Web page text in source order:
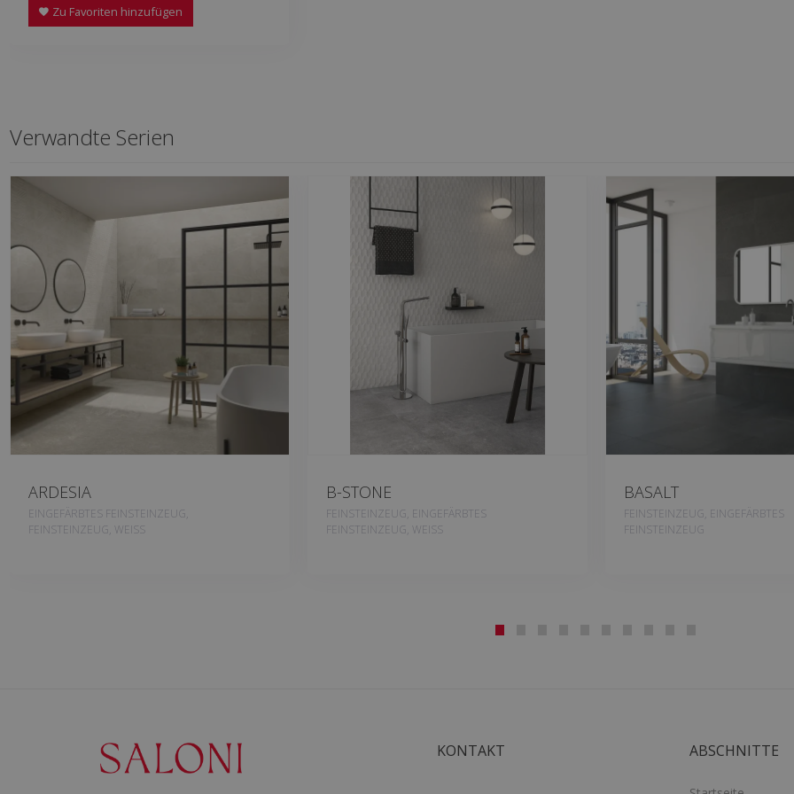
Zu Favoriten hinzufügen
Verwandte Serien
ARDESIA
EINGEFÄRBTES FEINSTEINZEUG,
FEINSTEINZEUG, WEISS
B-STONE
FEINSTEINZEUG, EINGEFÄRBTES
FEINSTEINZEUG, WEISS
BASALT
FEINSTEINZEUG, EINGEFÄRBTES
FEINSTEINZEUG
KONTAKT ABSCHNITTE